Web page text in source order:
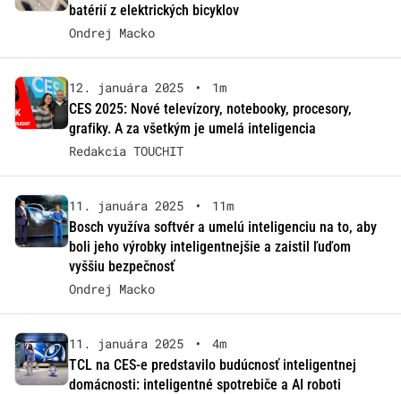
batérií z elektrických bicyklov
Ondrej Macko
12. januára 2025 •
1m
CES 2025: Nové televízory, notebooky, procesory,
grafiky. A za všetkým je umelá inteligencia
Redakcia TOUCHIT
11. januára 2025 •
11m
Bosch využíva softvér a umelú inteligenciu na to, aby
boli jeho výrobky inteligentnejšie a zaistil ľuďom
vyššiu bezpečnosť
Ondrej Macko
11. januára 2025 •
4m
TCL na CES-e predstavilo budúcnosť inteligentnej
domácnosti: inteligentné spotrebiče a AI roboti